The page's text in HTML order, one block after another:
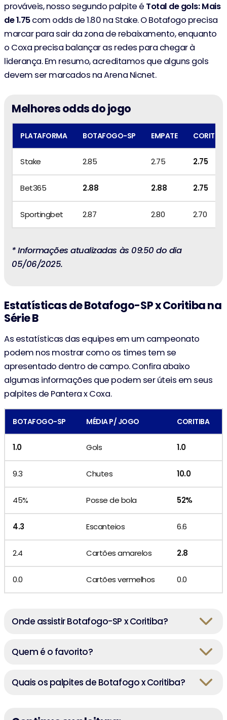
prováveis, nosso segundo palpite é Total de gols: Mais
de 1.75com odds de 1.80 na Stake. O Botafogo precisa
marcar para sair da zona de rebaixamento, enquanto
o Coxa precisa balançar as redes para chegar à
liderança. Em resumo, acreditamos que alguns gols
devem ser marcados na Arena Nicnet.
Melhores odds do jogo
PLATAFORMA BOTAFOGO-SP EMPATE CORITIBA
Stake 2.85 2.75 2.75
Bet365 2.88 2.88 2.75
Sportingbet 2.87 2.80 2.70
* Informações atualizadas às 09:50 do dia
05/06/2025.
Estatísticas de Botafogo-SP x Coritiba na
Série B
As estatísticas das equipes em um campeonato
podem nos mostrar como os times tem se
apresentado dentro de campo. Confira abaixo
algumas informações que podem ser úteis em seus
palpites de Pantera x Coxa.
BOTAFOGO-SP MÉDIA P/ JOGO CORITIBA
1.0 Gols 1.0
9.3 Chutes 10.0
45% Posse de bola 52%
4.3 Escanteios 6.6
2.4 Cartões amarelos 2.8
0.0 Cartões vermelhos 0.0
Onde assistir Botafogo-SP x Coritiba?
Quem é o favorito?
Quais os palpites de Botafogo x Coritiba?